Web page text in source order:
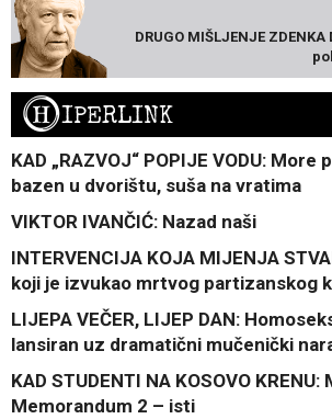
DRUGO MIŠLJENJE
HIPERLINK
KAD „RAZVOJ“ POPIJE VODU: More
bazen u dvorištu, suša na vratima
VIKTOR IVANČIĆ: Nazad naši
INTERVENCIJA KOJA MIJENJA
koji je izvukao mrtvog partizanskog
LIJEPA VEČER, LIJEP DAN:
lansiran uz dramatični mučenički
KAD STUDENTI NA KOSOVO
Memorandum 2 – isti